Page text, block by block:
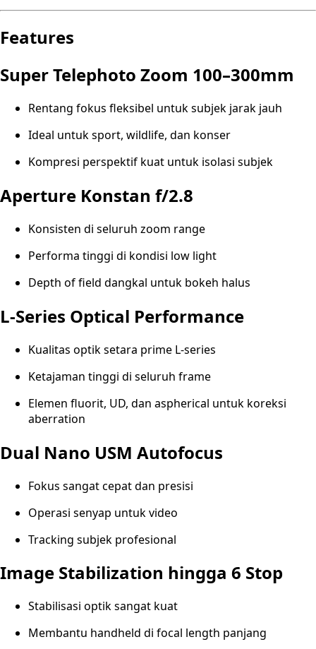
Features
Super Telephoto Zoom 100–300mm
Rentang fokus fleksibel untuk subjek jarak jauh
Ideal untuk sport, wildlife, dan konser
Kompresi perspektif kuat untuk isolasi subjek
Aperture Konstan f/2.8
Konsisten di seluruh zoom range
Performa tinggi di kondisi low light
Depth of field dangkal untuk bokeh halus
L-Series Optical Performance
Kualitas optik setara prime L-series
Ketajaman tinggi di seluruh frame
Elemen fluorit, UD, dan aspherical untuk koreksi
aberration
Dual Nano USM Autofocus
Fokus sangat cepat dan presisi
Operasi senyap untuk video
Tracking subjek profesional
Image Stabilization hingga 6 Stop
Stabilisasi optik sangat kuat
Membantu handheld di focal length panjang